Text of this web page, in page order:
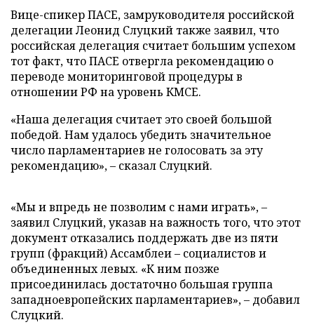
Вице-спикер ПАСЕ, замруководителя российской
делегации Леонид Слуцкий также заявил, что
российская делегация считает большим успехом
тот факт, что ПАСЕ отвергла рекомендацию о
переводе мониторинговой процедуры в
отношении РФ на уровень КМСЕ.
«Наша делегация считает это своей большой
победой. Нам удалось убедить значительное
число парламентариев не голосовать за эту
рекомендацию»,– сказал Слуцкий.
«Мы и впредь не позволим с нами играть»,–
заявил Слуцкий, указав на важность того, что этот
документ отказались поддержать две из пяти
групп (фракций) Ассамблеи– социалистов и
объединенных левых. «К ним позже
присоединилась достаточно большая группа
западноевропейских парламентариев»,– добавил
Слуцкий.